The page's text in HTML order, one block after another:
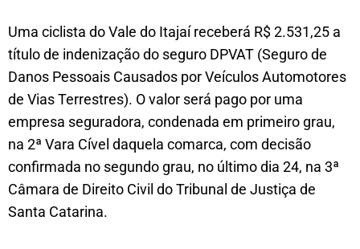
Uma ciclista do Vale do Itajaí receberá R$ 2.531,25 a
título de indenização do seguro DPVAT (Seguro de
Danos Pessoais Causados por Veículos Automotores
de Vias Terrestres). O valor será pago por uma
empresa seguradora, condenada em primeiro grau,
na 2ª Vara Cível daquela comarca, com decisão
confirmada no segundo grau, no último dia 24, na 3ª
Câmara de Direito Civil do Tribunal de Justiça de
Santa Catarina.